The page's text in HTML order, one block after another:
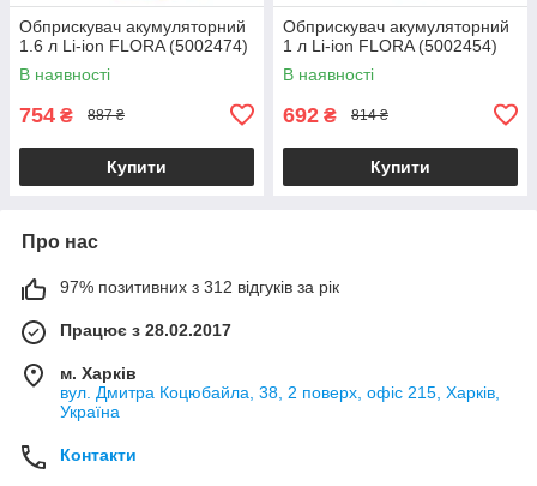
Обприскувач акумуляторний
1.6 л Li-ion FLORA (5002474)
В наявності
754 ₴ 887 ₴
Купити
Обприскувач акумуляторний
1 л Li-ion FLORA (5002454)
В наявності
692 ₴ 814 ₴
Купити
Про нас
97% позитивних з 312 відгуків за рік
Працює з 28.02.2017
м. Харків
вул. Дмитра Коцюбайла, 38, 2 поверх, офіс 215, Харків,
Україна
Контакти